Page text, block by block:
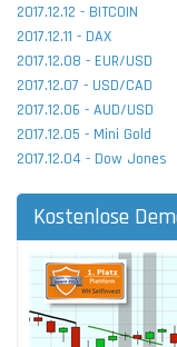
2017.12.12 - BITCOIN
2017.12.11 - DAX
2017.12.08 - EUR/USD
2017.12.07 - USD/CAD
2017.12.06 - AUD/USD
2017.12.05 - Mini Gold
2017.12.04 - Dow Jones
Kostenlose